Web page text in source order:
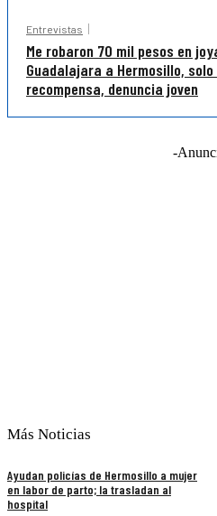
Entrevistas
Me robaron 70 mil pesos en
Guadalajara a Hermosillo,
recompensa, denuncia joven
-
Más Noticias
Ayudan policías de Hermosillo a mujer
en labor de parto; la trasladan al
hospital